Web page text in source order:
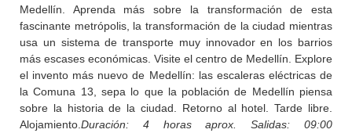
Medellín. Aprenda más sobre la transformación de esta
fascinante metrópolis, la transformación de la ciudad mientras
usa un sistema de transporte muy innovador en los barrios
más escases económicas. Visite el centro de Medellín. Explore
el invento más nuevo de Medellín: las escaleras eléctricas de
la Comuna 13, sepa lo que la población de Medellín piensa
sobre la historia de la ciudad. Retorno al hotel. Tarde libre.
Alojamiento. Duración: 4 horas aprox. Salidas: 09:00